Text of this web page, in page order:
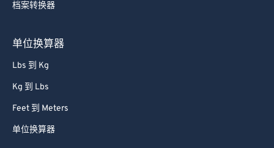
档案转换器
单位换算器
Lbs 到 Kg
Kg 到 Lbs
Feet 到 Meters
单位换算器